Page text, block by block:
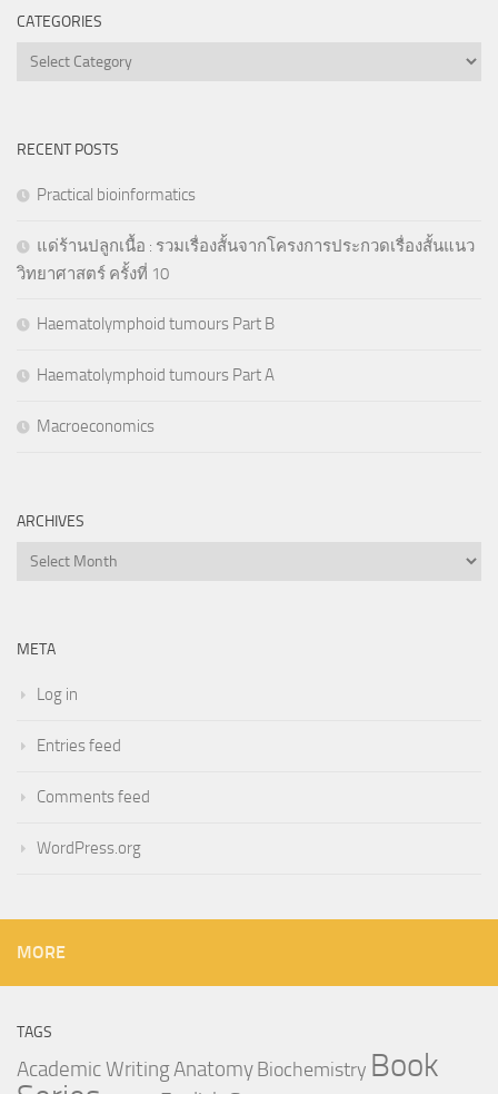
CATEGORIES
Categories
RECENT POSTS
Practical bioinformatics
แด่ร้านปลูกเนื้อ : รวมเรื่องสั้นจากโครงการประกวดเรื่องสั้นแนว
วิทยาศาสตร์ ครั้งที่ 10
Haematolymphoid tumours Part B
Haematolymphoid tumours Part A
Macroeconomics
ARCHIVES
Archives
META
Log in
Entries feed
Comments feed
WordPress.org
MORE
TAGS
Academic WritingAnatomy Biochemistry Book